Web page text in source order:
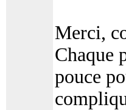
Merci,
Chaque
pouce